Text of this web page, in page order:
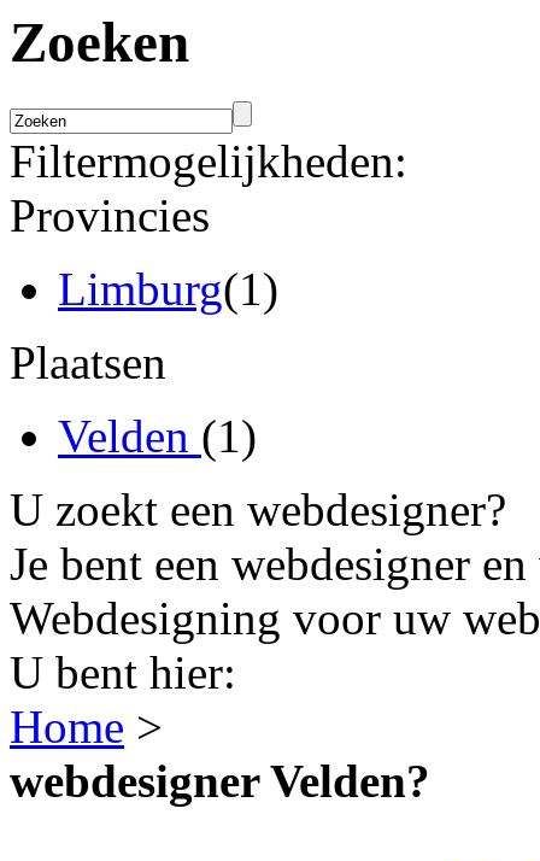
Zoeken
Filtermogelijkheden:
Provincies
Limburg(1)
Plaatsen
Velden (1)
U zoekt een webdesigner?
Je bent een webdesigner
Webdesigning voor uw
U bent hier:
Home >
webdesigner Velden?